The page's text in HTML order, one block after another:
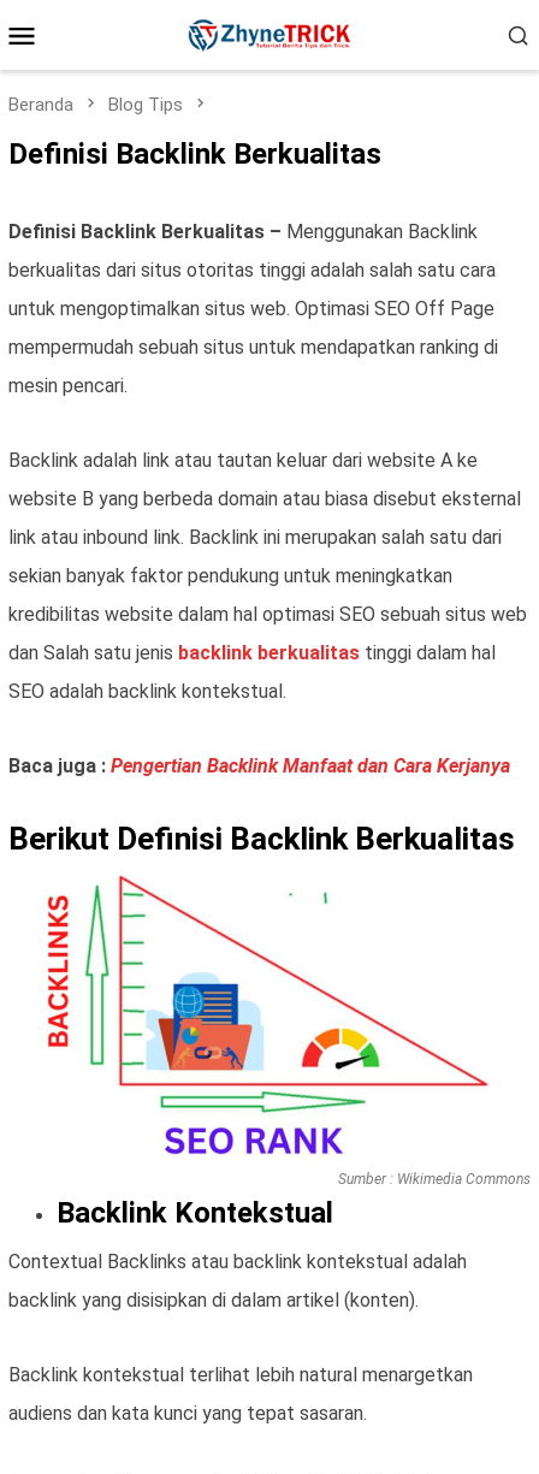
ke
Mobile
Beranda Blog Tips
Definisi Backlink Berkualitas
Definisi Backlink Berkualitas – Menggunakan Backlink
berkualitas dari situs otoritas tinggi adalah salah satu cara
untuk mengoptimalkan situs web. Optimasi SEO Off Page
mempermudah sebuah situs untuk mendapatkan ranking di
mesin pencari.
Backlink adalah link atau tautan keluar dari website A ke
website B yang berbeda domain atau biasa disebut eksternal
link atau inbound link. Backlink ini merupakan salah satu dari
sekian banyak faktor pendukung untuk meningkatkan
kredibilitas website dalam hal optimasi SEO sebuah situs web
dan Salah satu jenis backlink berkualitas tinggi dalam hal
SEO adalah backlink kontekstual.
Baca juga : Pengertian Backlink Manfaat dan Cara Kerjanya
Berikut Definisi Backlink Berkualitas
Sumber : Wikimedia Commons
Backlink Kontekstual
Contextual Backlinks atau backlink kontekstual adalah
backlink yang disisipkan di dalam artikel (konten).
Backlink kontekstual terlihat lebih natural menargetkan
audiens dan kata kunci yang tepat sasaran.